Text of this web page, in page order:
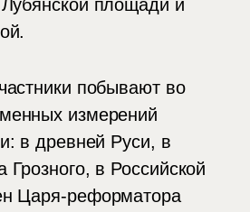
площади и
побывают во
измерений
в древней Руси, в
Грозного, в Российской
Царя-реформатора